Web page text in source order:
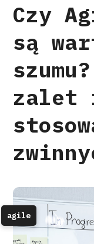
Czy
są
zalet
agile